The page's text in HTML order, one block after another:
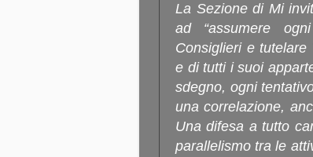
La Sezione di Mi
ad “assumere
Consiglieri e tutelare
e di tutti i suoi
sdegno, ogni
una correlazione,
Una difesa a tutto
parallelismo tra le